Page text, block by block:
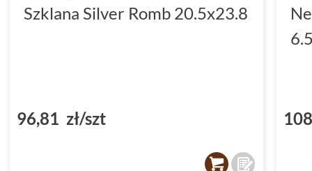
Szklana Silver Romb 20.5x23.8
96,81 zł/szt